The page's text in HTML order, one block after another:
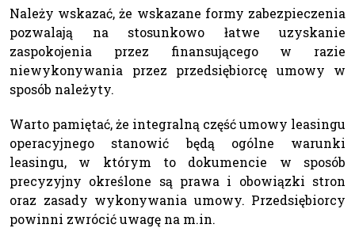
Należy wskazać, że wskazane formy zabezpieczenia
pozwalają na stosunkowo łatwe uzyskanie
zaspokojenia przez finansującego w razie
niewykonywania przez przedsiębiorcę umowy w
sposób należyty.
Warto pamiętać, że integralną część umowy leasingu
operacyjnego stanowić będą ogólne warunki
leasingu, w którym to dokumencie w sposób
precyzyjny określone są prawa i obowiązki stron
oraz zasady wykonywania umowy. Przedsiębiorcy
powinni zwrócić uwagę na m.in.